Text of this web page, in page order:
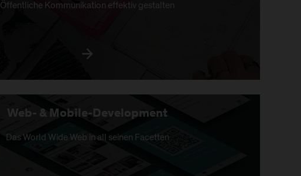
Öffentliche Kommunikation effektiv gestalten
Web- & Mobile-Development
Das World Wide Web in all seinen Facetten